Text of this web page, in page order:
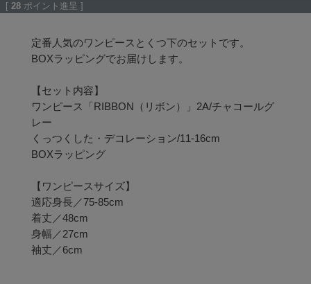
[ 28 ポイント進呈 ]
定番人気のワンピースとくつ下のセットです。
BOXラッピングでお届けします。
【セット内容】
ワンピース「RIBBON（リボン）」2A/チャコールグ
レー
くっつくした・デコレーション/11-16cm
BOXラッピング
【ワンピースサイズ】
適応身長／75-85cm
着丈／48cm
身幅／27cm
袖丈／6cm